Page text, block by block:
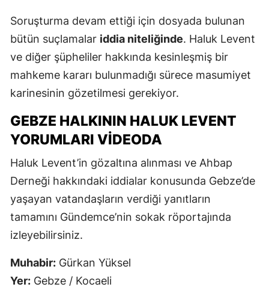
Soruşturma devam ettiği için dosyada bulunan
bütün suçlamalar iddia niteliğinde. Haluk Levent
ve diğer şüpheliler hakkında kesinleşmiş bir
mahkeme kararı bulunmadığı sürece masumiyet
karinesinin gözetilmesi gerekiyor.
GEBZE HALKININ HALUK LEVENT
YORUMLARI VIDEODA
Haluk Levent’in gözaltına alınması ve Ahbap
Derneği hakkındaki iddialar konusunda Gebze’de
yaşayan vatandaşların verdiği yanıtların
tamamını Gündemce’nin sokak röportajında
izleyebilirsiniz.
Muhabir: Gürkan Yüksel
Yer: Gebze / Kocaeli